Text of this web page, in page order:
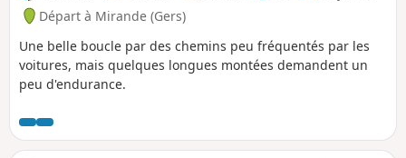
Départ à Mirande (Gers)
Une belle boucle par des chemins peu fréquentés par les
voitures, mais quelques longues montées demandent un
peu d'endurance.